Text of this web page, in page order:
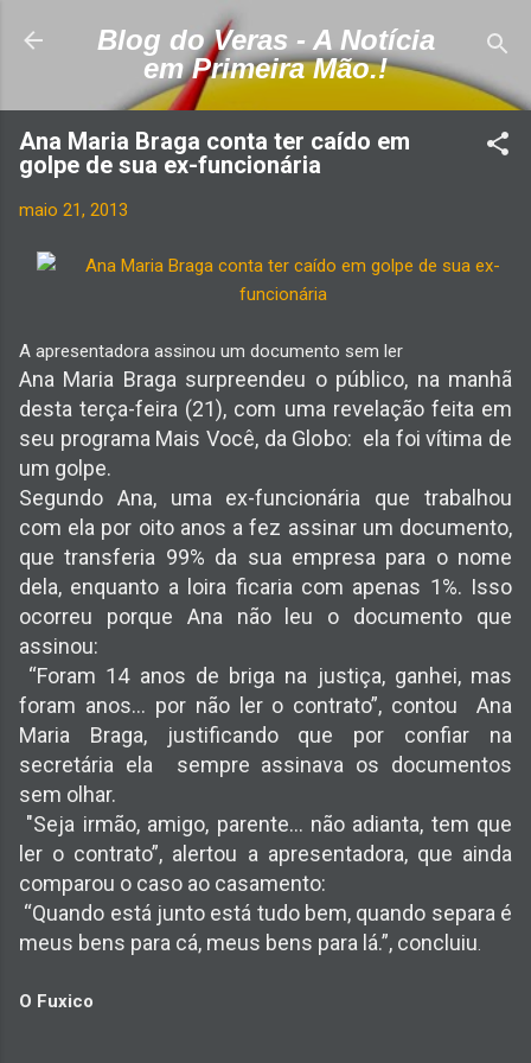
Pular para o conteúdo principal
Blog do Veras - A Notícia
em Primeira Mão.!
Ana Maria Braga conta ter caído em
golpe de sua ex-funcionária
maio 21, 2013
A apresentadora assinou um documento sem ler
Ana Maria Braga surpreendeu o público, na manhã
desta terça-feira (21), com uma revelação feita em
seu programa Mais Você, da Globo: ela foi vítima de
um golpe.
Segundo Ana, uma ex-funcionária que trabalhou
com ela por oito anos a fez assinar um documento,
que transferia 99% da sua empresa para o nome
dela, enquanto a loira ficaria com apenas 1%. Isso
ocorreu porque Ana não leu o documento que
assinou:
“Foram 14 anos de briga na justiça, ganhei, mas
foram anos... por não ler o contrato”, contou Ana
Maria Braga, justificando que por confiar na
secretária ela sempre assinava os documentos
sem olhar.
"Seja irmão, amigo, parente... não adianta, tem que
ler o contrato”, alertou a apresentadora, que ainda
comparou o caso ao casamento:
“Quando está junto está tudo bem, quando separa é
meus bens para cá, meus bens para lá.”, concluiu
O Fuxico